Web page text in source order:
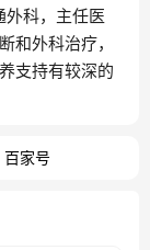
外科，主任医
和外科治疗，
支持有较深的
百家号